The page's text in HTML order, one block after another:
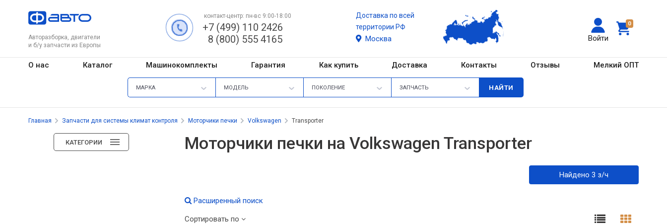
Авторазборка, двигатели
и б/у запчасти из Европы
0
Войти
контакт-центр: пн-вс 9:00-18:00
+7 (499) 110 2426
8 (800) 555 4165
Доставка по всей
территории РФ
Москва
О нас Каталог Машинокомплекты Гарантия Как купить Доставка Контакты Отзывы Мелкий ОПТ
МАРКА МОДЕЛЬ ПОКОЛЕНИЕ ЗАПЧАСТЬ
Главная Запчасти для системы климат контроля Моторчики печки Volkswagen Transporter
КАТЕГОРИИ Моторчики печки на Volkswagen Transporter
Найдено 3 з/ч
Расширенный поиск
Сортировать по